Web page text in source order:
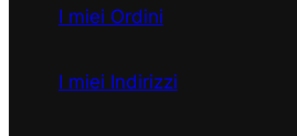
I miei Ordini
I miei Indirizzi